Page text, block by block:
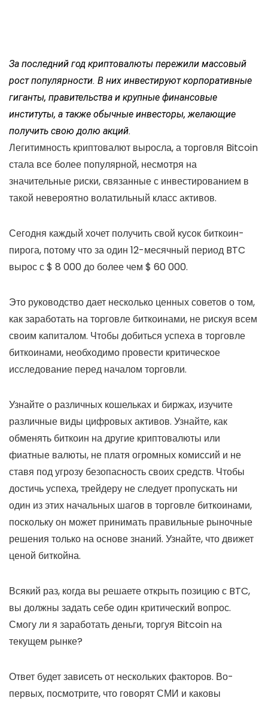
За последний год криптовалюты пережили массовый
рост популярности. В них инвестируют корпоративные
гиганты, правительства и крупные финансовые
институты, а также обычные инвесторы, желающие
получить свою долю акций.
Легитимность криптовалют выросла, а торговля Bitcoin
стала все более популярной, несмотря на
значительные риски, связанные с инвестированием в
такой невероятно волатильный класс активов.
Сегодня каждый хочет получить свой кусок биткоин-
пирога, потому что за один 12-месячный период BTC
вырос с $ 8 000 до более чем $ 60 000.
Это руководство дает несколько ценных советов о том,
как заработать на торговле биткоинами, не рискуя всем
своим капиталом. Чтобы добиться успеха в торговле
биткоинами, необходимо провести критическое
исследование перед началом торговли.
Узнайте о различных кошельках и биржах, изучите
различные виды цифровых активов. Узнайте, как
обменять биткоин на другие криптовалюты или
фиатные валюты, не платя огромных комиссий и не
ставя под угрозу безопасность своих средств. Чтобы
достичь успеха, трейдеру не следует пропускать ни
один из этих начальных шагов в торговле биткоинами,
поскольку он может принимать правильные рыночные
решения только на основе знаний. Узнайте, что движет
ценой биткойна.
Всякий раз, когда вы решаете открыть позицию с BTC,
вы должны задать себе один критический вопрос.
Смогу ли я заработать деньги, торгуя Bitcoin на
текущем рынке?
Ответ будет зависеть от нескольких факторов. Во-
первых, посмотрите, что говорят СМИ и каковы